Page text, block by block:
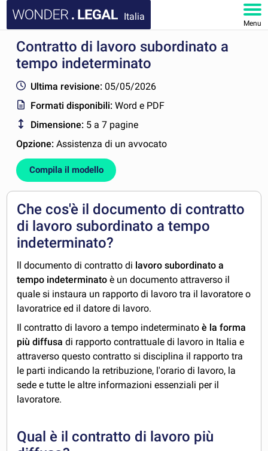
Italia
Menu
HOMEPAGE
FAQ
IL MIO ACCOUNT
Contratto di lavoro subordinato a
tempo indeterminato
Ultima revisione: 05/05/2026
Formati disponibili:Word e PDF
Dimensione: 5 a 7 pagine
Opzione:Assistenza di un avvocato
Compila il modello
Che cos'è il documento di contratto
di lavoro subordinato a tempo
indeterminato?
ll documento di contratto di lavoro subordinato a
tempo indeterminato è un documento attraverso il
quale si instaura un rapporto di lavoro tra il lavoratore o
lavoratrice ed il datore di lavoro.
Il contratto di lavoro a tempo indeterminatoè la forma
più diffusa di rapporto contrattuale di lavoro in Italia e
attraverso questo contratto si disciplina il rapporto tra
le parti indicando la retribuzione, l'orario di lavoro, la
sede e tutte le altre informazioni essenziali per il
lavoratore.
Qual è il contratto di lavoro più